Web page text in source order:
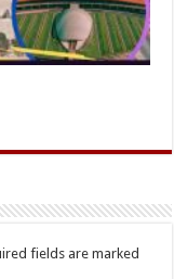
fields are marked